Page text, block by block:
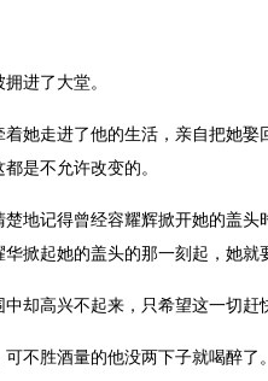
进了大堂。
走进了他的生活，亲自把她娶
是不允许改变的。
记得曾经容耀辉掀开她的盖头
掀起她的盖头的那一刻起，她就
高兴不起来，只希望这一切赶
胜酒量的他没两下子就喝醉了。